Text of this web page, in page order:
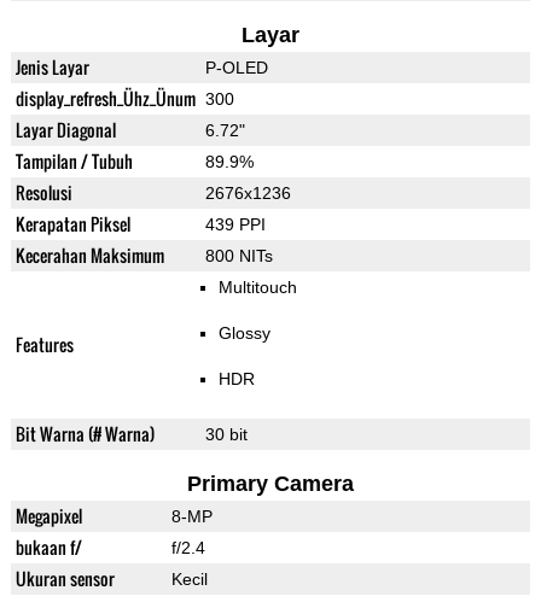
Layar
Jenis Layar P-OLED
display_refresh_Ühz_Ünum 300
Layar Diagonal 6.72"
Tampilan / Tubuh 89.9%
Resolusi 2676x1236
Kerapatan Piksel 439 PPI
Kecerahan Maksimum 800 NITs
Features
Multitouch
Glossy
HDR
Bit Warna (# Warna) 30 bit
Primary Camera
Megapixel 8-MP
bukaan f/ f/2.4
Ukuran sensor Kecil